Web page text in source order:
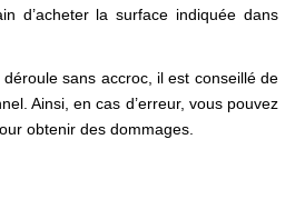
d’acheter la surface indiquée dans
sans accroc, il est conseillé de
Ainsi, en cas d’erreur, vous pouvez
obtenir des dommages.